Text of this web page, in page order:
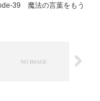
39 魔法の言葉をもう